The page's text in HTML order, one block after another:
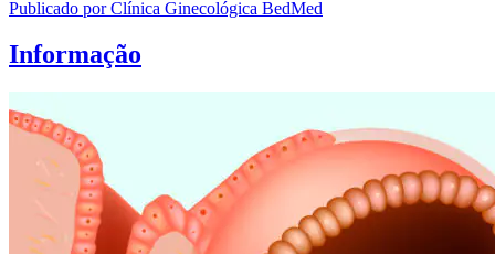
Publicado por Clínica Ginecológica BedMed
Informação